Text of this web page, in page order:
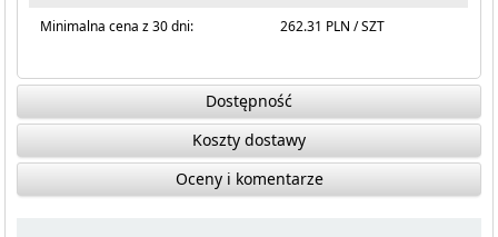
Minimalna cena z 30 dni:
262.31 PLN / SZT
Dostępność
Koszty dostawy
Oceny i komentarze